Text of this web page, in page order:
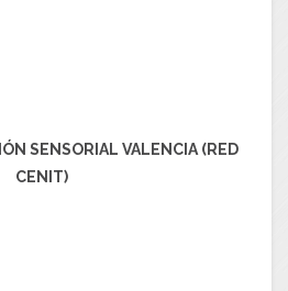
SENSORIAL VALENCIA (RED
CENIT)